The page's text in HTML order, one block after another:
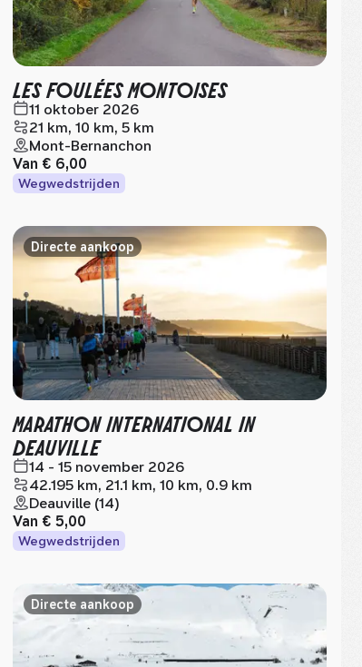
LES FOULÉES MONTOISES
11 oktober 2026
21 km, 10 km, 5 km
Mont-Bernanchon
Van € 6,00
Wegwedstrijden
Directe aankoop
MARATHON INTERNATIONAL IN
DEAUVILLE
14 - 15 november 2026
42.195 km, 21.1 km, 10 km, 0.9 km
Deauville (14)
Van € 5,00
Wegwedstrijden
Directe aankoop